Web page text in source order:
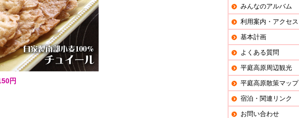
円
みんなのアルバム
利用案内・アクセス
基本計画
よくある質問
平庭高原周辺観光
平庭高原散策マップ
宿泊・関連リンク
お問い合わせ